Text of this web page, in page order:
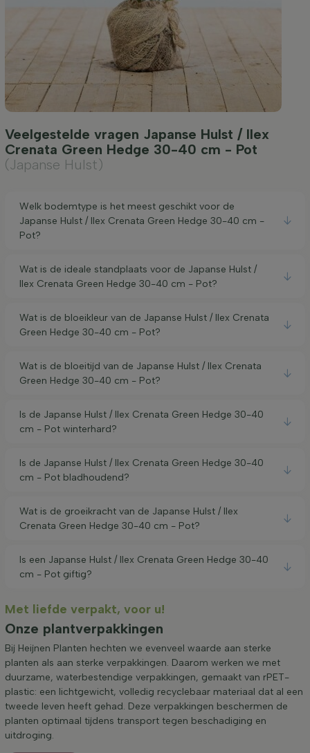
Veelgestelde vragen Japanse Hulst / Ilex
Crenata Green Hedge 30-40 cm - Pot
(Japanse Hulst)
Welk bodemtype is het meest geschikt voor de
Japanse Hulst / Ilex Crenata Green Hedge 30-40 cm -
Pot?
Wat is de ideale standplaats voor de Japanse Hulst /
Ilex Crenata Green Hedge 30-40 cm - Pot?
Wat is de bloeikleur van de Japanse Hulst / Ilex Crenata
Green Hedge 30-40 cm - Pot?
Wat is de bloeitijd van de Japanse Hulst / Ilex Crenata
Green Hedge 30-40 cm - Pot?
Is de Japanse Hulst / Ilex Crenata Green Hedge 30-40
cm - Pot winterhard?
Is de Japanse Hulst / Ilex Crenata Green Hedge 30-40
cm - Pot bladhoudend?
Wat is de groeikracht van de Japanse Hulst / Ilex
Crenata Green Hedge 30-40 cm - Pot?
Is een Japanse Hulst / Ilex Crenata Green Hedge 30-40
cm - Pot giftig?
Met liefde verpakt, voor u!
Onze plantverpakkingen
Bij Heijnen Planten hechten we evenveel waarde aan sterke
planten als aan sterke verpakkingen. Daarom werken we met
duurzame, waterbestendige verpakkingen, gemaakt van rPET-
plastic: een lichtgewicht, volledig recyclebaar materiaal dat al een
tweede leven heeft gehad. Deze verpakkingen beschermen de
planten optimaal tijdens transport tegen beschadiging en
uitdroging.